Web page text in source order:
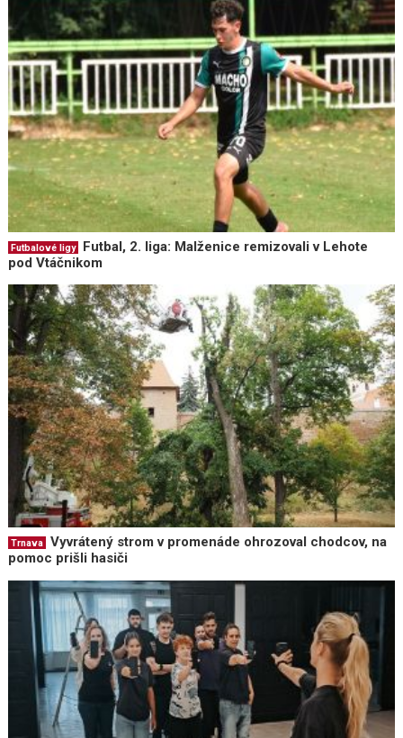
Futbalové ligy
Futbal, 2. liga: Malženice remizovali v Lehote
pod Vtáčnikom
Trnava
Vyvrátený strom v promenáde ohrozoval chodcov, na
pomoc prišli hasiči